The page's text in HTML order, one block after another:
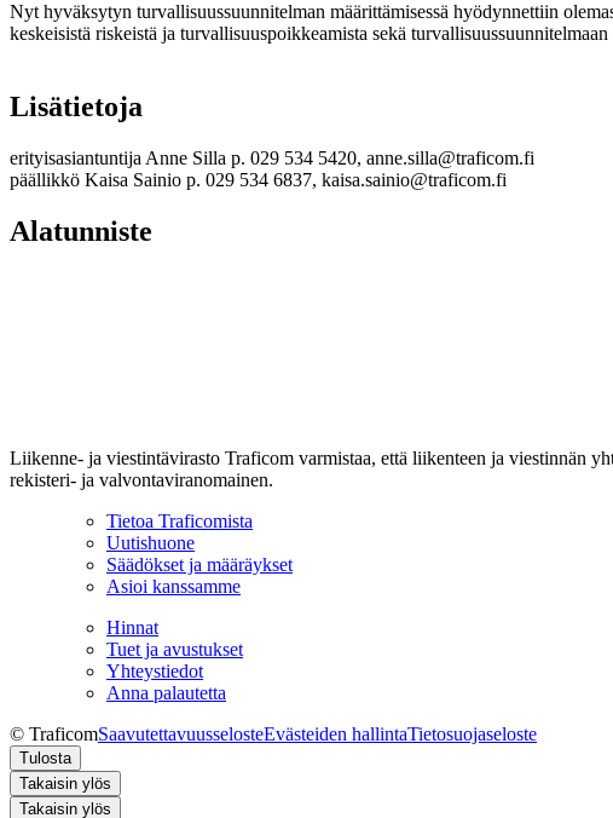
Nyt hyväksytyn turvallisuussuunnitelman määrittämisessä hyödynnettiin
keskeisistä riskeistä ja turvallisuuspoikkeamista sekä
Lisätietoja
erityisasiantuntija Anne Silla p. 029 534 5420, anne.silla@traficom.fi
päällikkö Kaisa Sainio p. 029 534 6837, kaisa.sainio@traficom.fi
Alatunniste
Liikenne- ja viestintävirasto Traficom varmistaa, että liikenteen ja viestinnän
rekisteri- ja valvontaviranomainen.
Tietoa Traficomista
Uutishuone
Säädökset ja määräykset
Asioi kanssamme
Hinnat
Tuet ja avustukset
Yhteystiedot
Anna palautetta
© TraficomSaavutettavuusselosteEvästeiden hallintaTietosuojaseloste
Tulosta
Takaisin ylös
Takaisin ylös